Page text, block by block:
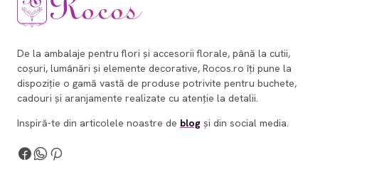
De la ambalaje pentru flori și accesorii florale, până la cutii,
coșuri, lumânări și elemente decorative, Rocos.ro îți pune la
dispoziție o gamă vastă de produse potrivite pentru buchete,
cadouri și aranjamente realizate cu atenție la detalii.
Inspiră-te din articolele noastre de blog și din social media.